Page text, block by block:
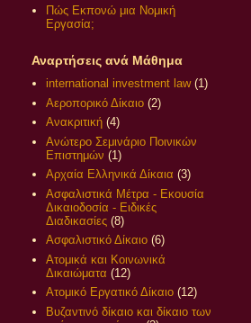
Πώς Εκπονώ μια Νομική
Εργασία;
Αναρτήσεις ανά Μάθημα
international investment law (1)
Αεροπορικό Δίκαιο (2)
Ανακριτική (4)
Ανώτερο Σεμινάριο Ποινικών
Επιστημών (1)
Αρχαία Ελληνικά Δίκαια (3)
Ασφαλιστικά Μέτρα - Εκουσία
Δικαιοδοσία - Ειδικές
Διαδικασίες (8)
Ασφαλιστικό Δίκαιο (6)
Ατομικά και Κοινωνικά
Δικαιώματα (12)
Ατομικό Εργατικό Δίκαιο (12)
Βυζαντινό δίκαιο και δίκαιο των